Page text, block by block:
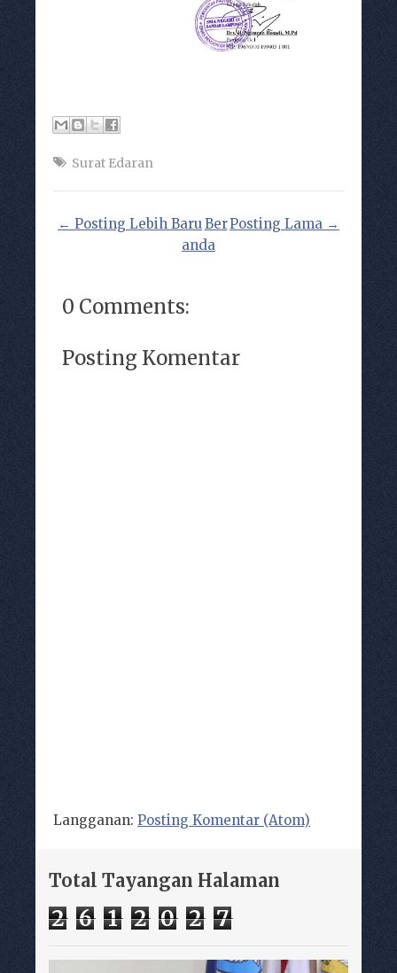
Surat Edaran
← Posting Lebih Baru Posting Lama →
Ber
anda
0 Comments:
Posting Komentar
Langganan: Posting Komentar (Atom)
Total Tayangan Halaman
2 6 1 2 0 2 7